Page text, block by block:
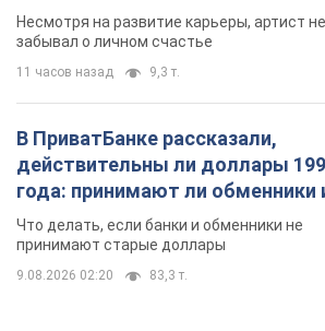
Несмотря на развитие карьеры, артист не
забывал о личном счастье
11 часов назад 9,3 т.
В ПриватБанке рассказали,
действительны ли доллары
года: принимают ли обменники
банки такие купюры
Что делать, если банки и обменники не
принимают старые доллары
9.08.2026 02:20 83,3 т.